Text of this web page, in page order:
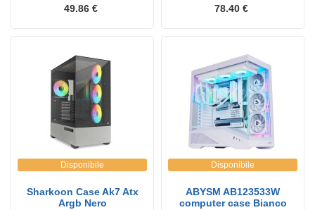
49.86 € 78.40 €
Disponibile
Sharkoon Case Ak7 Atx
Argb Nero
Disponibile
ABYSM AB123533W
computer case Bianco